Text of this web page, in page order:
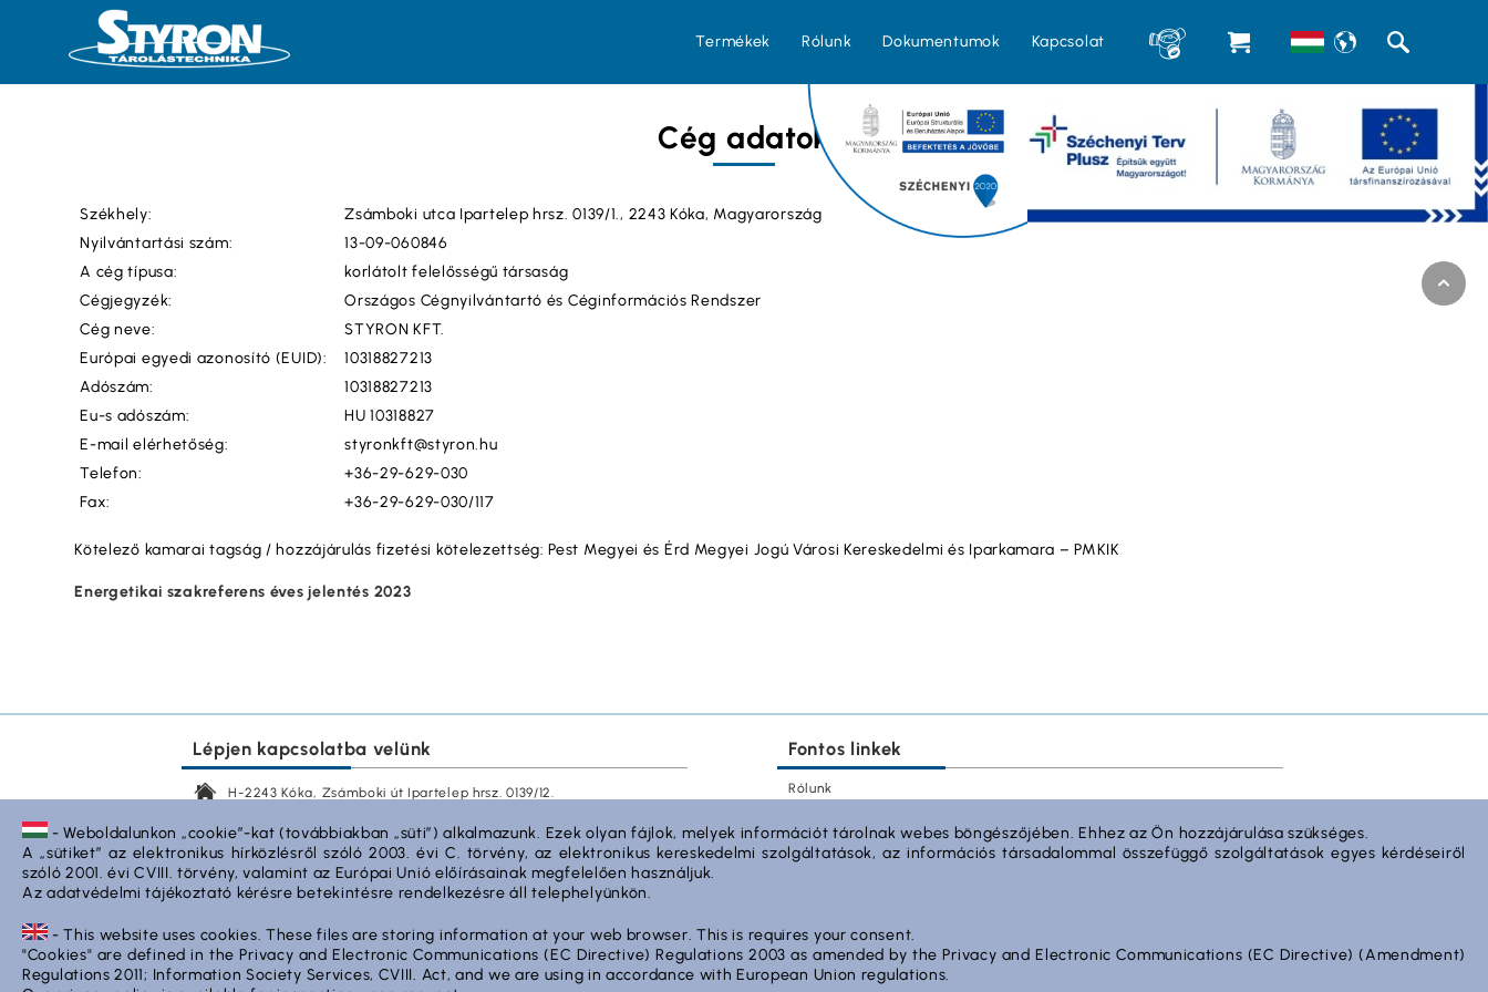
Termékek Rólunk Dokumentumok Kapcsolat
Cég adatok
Székhely:
Zsámboki utca Ipartelep hrsz. 0139/1., 2243 Kóka, Magyarország
Nyilvántartási szám:
13-09-060846
A cég típusa:
korlátolt felelősségű társaság
Cégjegyzék:
Országos Cégnyilvántartó és Céginformációs Rendszer
Cég neve:
STYRON KFT.
Európai egyedi azonosító (EUID):
10318827213
Adószám:
10318827213
Eu-s adószám:
HU 10318827
E-mail elérhetőség:
styronkft@styron.hu
Telefon:
+36-29-629-030
Fax:
+36-29-629-030/117
Kötelező kamarai tagság / hozzájárulás fizetési kötelezettség: Pest Megyei és Érd Megyei Jogú Városi Kereskedelmi és Iparkamara – PMKIK
Energetikai szakreferens éves jelentés 2023
Lépjen kapcsolatba velünk
H-2243 Kóka, Zsámboki út Ipartelep hrsz. 0139/12.
+36-29-629-030
raklap@styron.hu
www.styron.hu
Fontos linkek
Rólunk
Kapcsolat
- Weboldalunkon „cookie”-kat (továbbiakban „süti”) alkalmazunk. Ezek olyan fájlok, melyek információt tárolnak webes böngészőjében. Ehhez az Ön hozzájárulása szükséges.
A „sütiket” az elektronikus hírközlésről szóló 2003. évi C. törvény, az elektronikus kereskedelmi szolgáltatások, az információs társadalommal összefüggő szolgáltatások egyes kérdéseiről
szóló 2001. évi CVIII. törvény, valamint az Európai Unió előírásainak megfelelően használjuk.
Az adatvédelmi tájékoztató kérésre betekintésre rendelkezésre áll telephelyünkön.
- This website uses cookies. These files are storing information at your web browser. This is requires your consent.
"Cookies" are defined in the Privacy and Electronic Communications (EC Directive) Regulations 2003 as amended by the Privacy and Electronic Communications (EC Directive) (Amendment)
Regulations 2011; Information Society Services, CVIII. Act, and we are using in accordance with European Union regulations.